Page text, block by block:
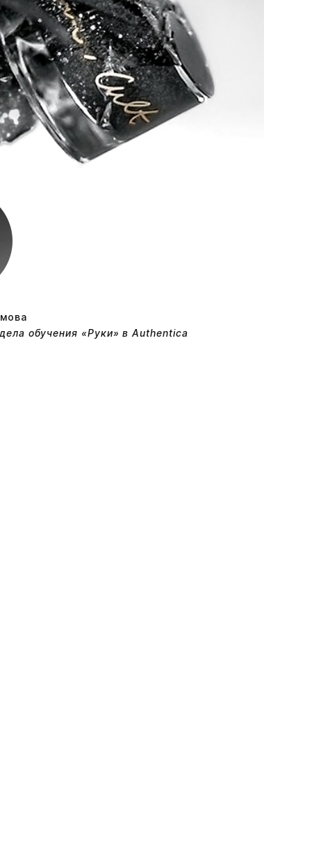
обучения «Руки» в Authentica